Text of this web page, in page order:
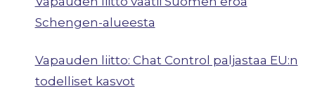
Schengen-alueesta
Vapauden liitto: Chat Control paljastaa EU:n
todelliset kasvot